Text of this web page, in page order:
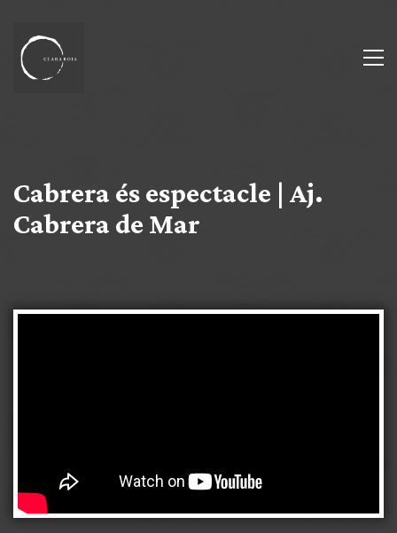
Cabrera és espectacle | Aj.
Cabrera de Mar